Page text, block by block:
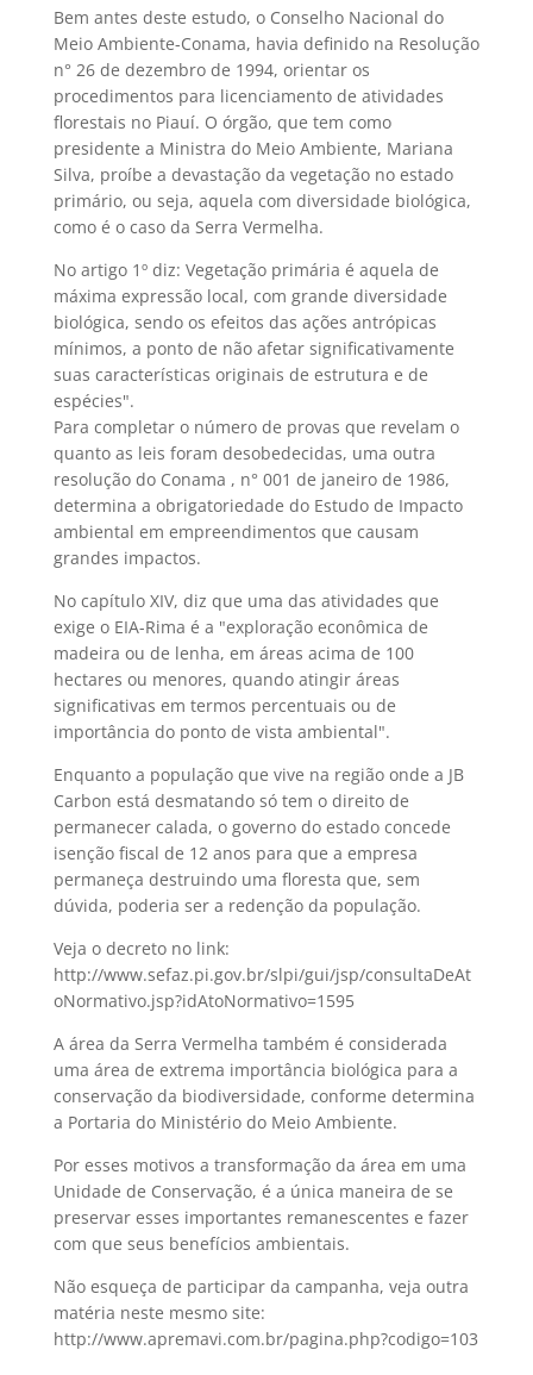
Bem antes deste estudo, o Conselho Nacional do
Meio Ambiente-Conama, havia definido na Resolução
n° 26 de dezembro de 1994, orientar os
procedimentos para licenciamento de atividades
florestais no Piauí. O órgão, que tem como
presidente a Ministra do Meio Ambiente, Mariana
Silva, proíbe a devastação da vegetação no estado
primário, ou seja, aquela com diversidade biológica,
como é o caso da Serra Vermelha.
No artigo 1º diz: Vegetação primária é aquela de
máxima expressão local, com grande diversidade
biológica, sendo os efeitos das ações antrópicas
mínimos, a ponto de não afetar significativamente
suas características originais de estrutura e de
espécies".
Para completar o número de provas que revelam o
quanto as leis foram desobedecidas, uma outra
resolução do Conama , n° 001 de janeiro de 1986,
determina a obrigatoriedade do Estudo de Impacto
ambiental em empreendimentos que causam
grandes impactos.
No capítulo XIV, diz que uma das atividades que
exige o EIA-Rima é a "exploração econômica de
madeira ou de lenha, em áreas acima de 100
hectares ou menores, quando atingir áreas
significativas em termos percentuais ou de
importância do ponto de vista ambiental".
Enquanto a população que vive na região onde a JB
Carbon está desmatando só tem o direito de
permanecer calada, o governo do estado concede
isenção fiscal de 12 anos para que a empresa
permaneça destruindo uma floresta que, sem
dúvida, poderia ser a redenção da população.
Veja o decreto no link:
http://www.sefaz.pi.gov.br/slpi/gui/jsp/consultaDeAt
oNormativo.jsp?idAtoNormativo=1595
A área da Serra Vermelha também é considerada
uma área de extrema importância biológica para a
conservação da biodiversidade, conforme determina
a Portaria do Ministério do Meio Ambiente.
Por esses motivos a transformação da área em uma
Unidade de Conservação, é a única maneira de se
preservar esses importantes remanescentes e fazer
com que seus benefícios ambientais.
Não esqueça de participar da campanha, veja outra
matéria neste mesmo site:
http://www.apremavi.com.br/pagina.php?codigo=103